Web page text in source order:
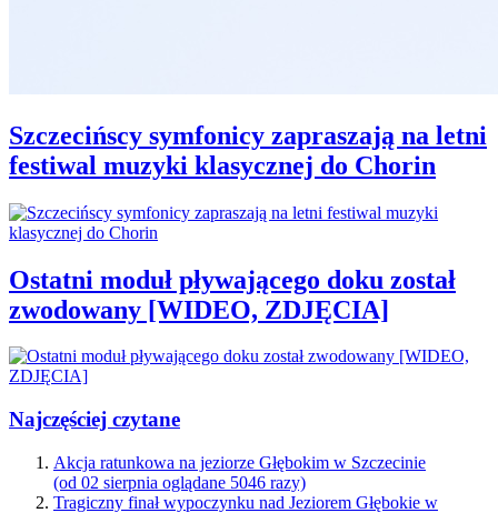
Szczecińscy symfonicy zapraszają na letni
festiwal muzyki klasycznej do Chorin
Ostatni moduł pływającego doku został
zwodowany [WIDEO, ZDJĘCIA]
Najczęściej czytane
Akcja ratunkowa na jeziorze Głębokim w Szczecinie
(od 02 sierpnia oglądane 5046 razy)
Tragiczny finał wypoczynku nad Jeziorem Głębokie w